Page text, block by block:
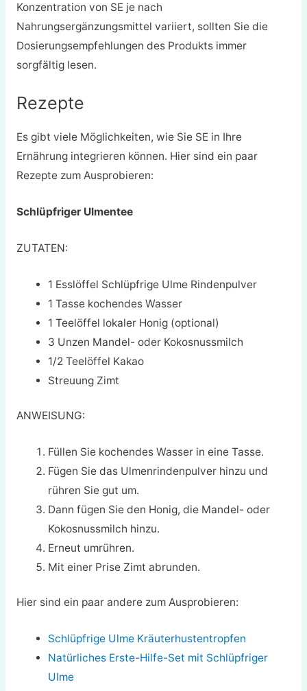
Konzentration von SE je nach
Nahrungsergänzungsmittel variiert, sollten Sie die
Dosierungsempfehlungen des Produkts immer
sorgfältig lesen.
Rezepte
Es gibt viele Möglichkeiten, wie Sie SE in Ihre
Ernährung integrieren können. Hier sind ein paar
Rezepte zum Ausprobieren:
Schlüpfriger Ulmentee
ZUTATEN:
1 Esslöffel Schlüpfrige Ulme Rindenpulver
1 Tasse kochendes Wasser
1 Teelöffel lokaler Honig (optional)
3 Unzen Mandel- oder Kokosnussmilch
1/2 Teelöffel Kakao
Streuung Zimt
ANWEISUNG:
Füllen Sie kochendes Wasser in eine Tasse.
Fügen Sie das Ulmenrindenpulver hinzu und
rühren Sie gut um.
Dann fügen Sie den Honig, die Mandel- oder
Kokosnussmilch hinzu.
Erneut umrühren.
Mit einer Prise Zimt abrunden.
Hier sind ein paar andere zum Ausprobieren:
Schlüpfrige Ulme Kräuterhustentropfen
Natürliches Erste-Hilfe-Set mit Schlüpfriger
Ulme